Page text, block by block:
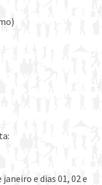
janeiro e dias 01, 02 e